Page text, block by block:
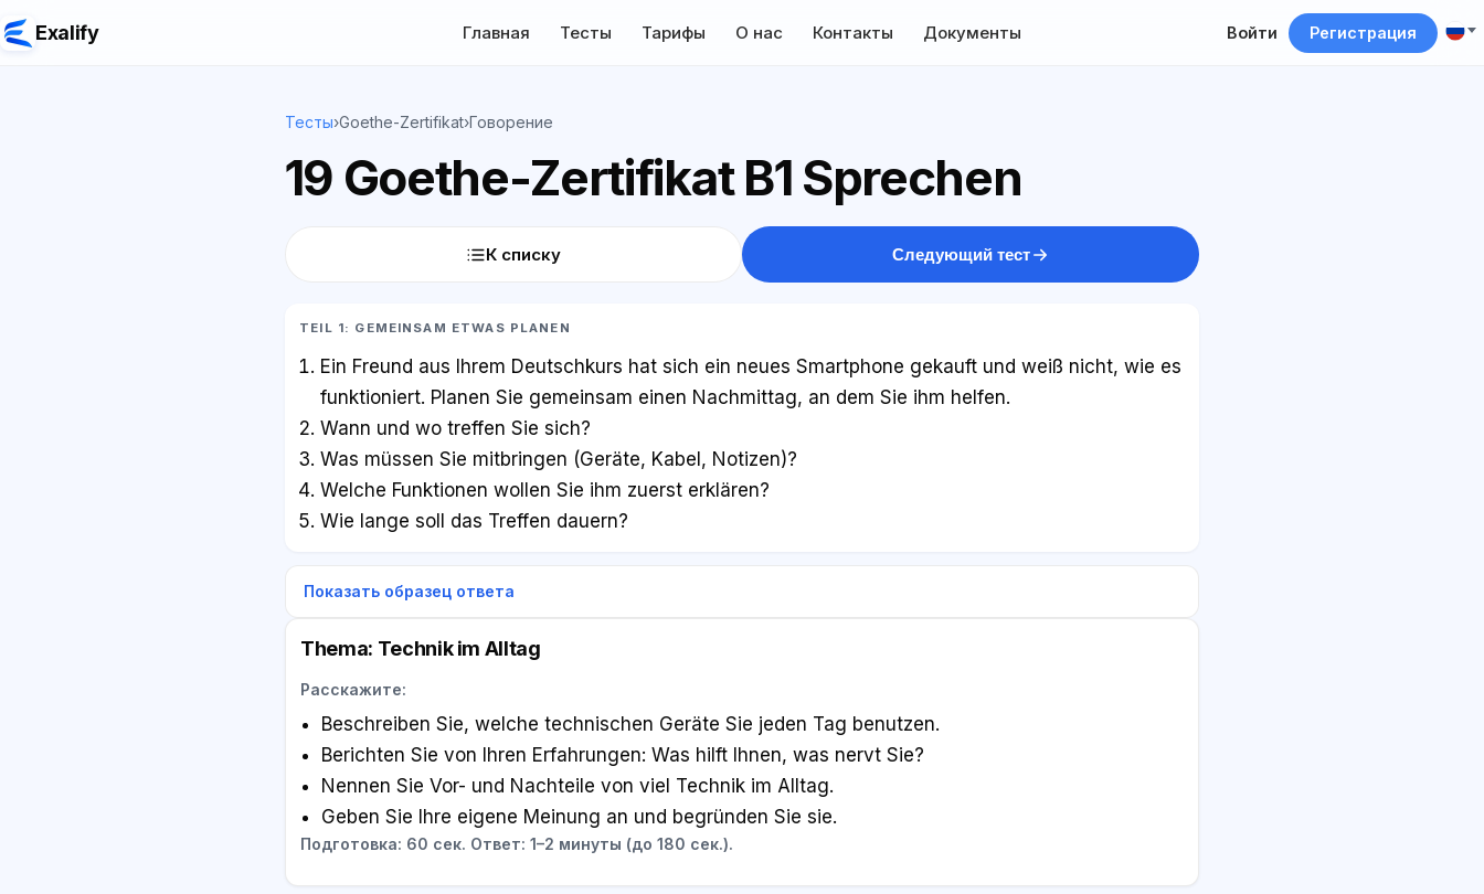
Exalify Главная Тесты Тарифы О нас Контакты Документы Войти Регистрация
Тесты›Goethe-Zertifikat›Говорение
19 Goethe-Zertifikat B1 Sprechen
К списку Следующий тест
TEIL 1: GEMEINSAM ETWAS PLANEN
Ein Freund aus Ihrem Deutschkurs hat sich ein neues Smartphone gekauft und weiß nicht, wie es
funktioniert. Planen Sie gemeinsam einen Nachmittag, an dem Sie ihm helfen.
Wann und wo treffen Sie sich?
Was müssen Sie mitbringen (Geräte, Kabel, Notizen)?
Welche Funktionen wollen Sie ihm zuerst erklären?
Wie lange soll das Treffen dauern?
Показать образец ответа
Thema: Technik im Alltag
Расскажите:
Beschreiben Sie, welche technischen Geräte Sie jeden Tag benutzen.
Berichten Sie von Ihren Erfahrungen: Was hilft Ihnen, was nervt Sie?
Nennen Sie Vor- und Nachteile von viel Technik im Alltag.
Geben Sie Ihre eigene Meinung an und begründen Sie sie.
Подготовка: 60 сек. Ответ: 1–2 минуты (до 180 сек.).